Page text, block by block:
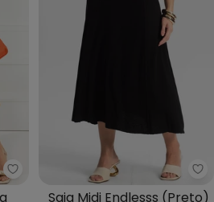
Rosalie - Saia (Creme) em Sarja
Saia Midi Endlesss (Preto)